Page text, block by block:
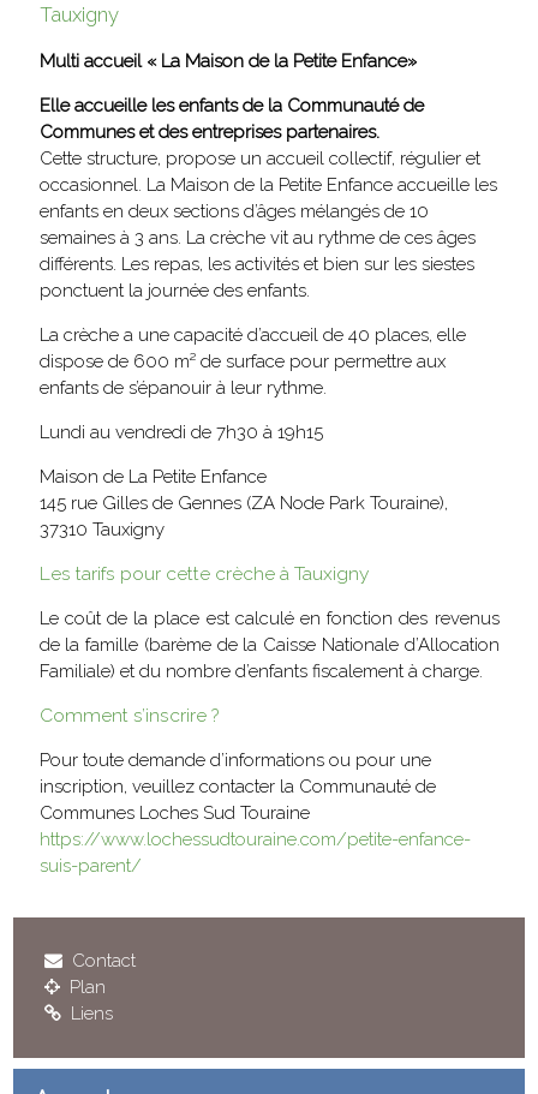
Tauxigny
Multi accueil « La Maison de la Petite Enfance»
Elle accueille les enfants de la Communauté de
Communes et des entreprises partenaires.
Cette structure, propose un accueil collectif, régulier et
occasionnel. La Maison de la Petite Enfance accueille les
enfants en deux sections d’âges mélangés de 10
semaines à 3 ans. La crèche vit au rythme de ces âges
différents. Les repas, les activités et bien sur les siestes
ponctuent la journée des enfants.
La crèche a une capacité d’accueil de 40 places, elle
dispose de 600 m² de surface pour permettre aux
enfants de s’épanouir à leur rythme.
Lundi au vendredi de 7h30 à 19h15
Maison de La Petite Enfance
145 rue Gilles de Gennes (ZA Node Park Touraine),
37310 Tauxigny
Les tarifs pour cette crèche à Tauxigny
Le coût de la place est calculé en fonction des revenus
de la famille (barème de la Caisse Nationale d’Allocation
Familiale) et du nombre d’enfants fiscalement à charge.
Comment s’inscrire ?
Pour toute demande d’informations ou pour une
inscription, veuillez contacter la Communauté de
Communes Loches Sud Touraine
https://www.lochessudtouraine.com/petite-enfance-
suis-parent/
Contact
Plan
Liens